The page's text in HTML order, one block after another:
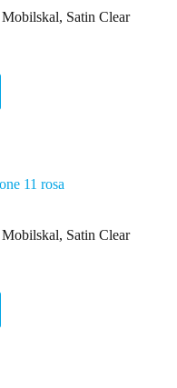
Mobilskal, Satin Clear
11 rosa
Mobilskal, Satin Clear